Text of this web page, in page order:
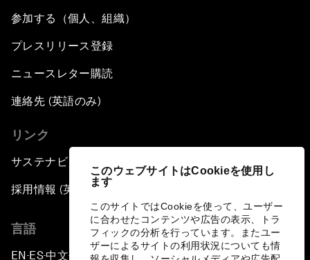
このウェブサイトはCookieを使用し
ます
このサイトではCookieを使って、ユーザー
に合わせたコンテンツや広告の表示、トラ
フィックの分析を行っています。またユー
ザーによるサイトの利用状況についても情
参加する（個人、組織）
プレスリリース登録
ニュースレター購読
連絡先 (英語のみ)
リンク
サステナビリティへの取り組み
採用情報 (英語のみ)
言語
EN ▪ES▪中文▪ 日本語